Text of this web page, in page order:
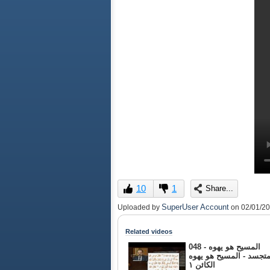
10 1 Share...
Uploaded by SuperUser Account on 02/01/
Related videos
048 - المسيح هو يهوه
- المسيح هو يهوه
الكائن ١